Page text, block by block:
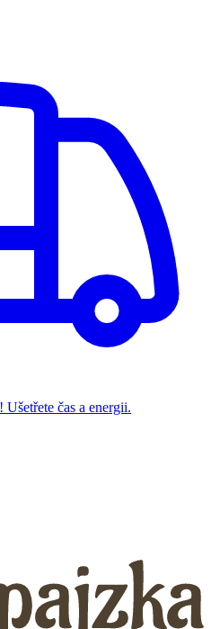
čas a energii.